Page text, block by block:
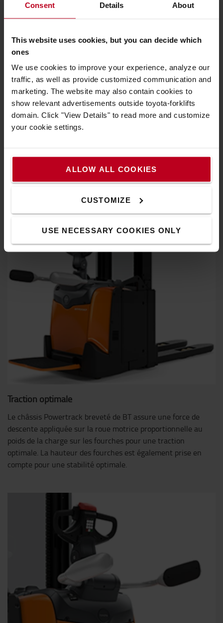
Consent Details About
This website uses cookies, but you can decide which
ones
We use cookies to improve your experience, analyze our
traffic, as well as provide customized communication and
marketing. The website may also contain cookies to
show relevant advertisements outside toyota-forklifts
domain. Click "View Details" to read more and customize
your cookie settings.
ALLOW ALL COOKIES
CUSTOMIZE
USE NECESSARY COOKIES ONLY
Sensi-lift
travail plus rapides, en raison de l’excellent contrôle dont
dispose en permanence le cariste sur la charge. Ceci réduit
le risque d'erreurs et permet de minimiser les coûts.
Traction optimale
Le châssis Powertrack breveté de BT assure une force de
descente appliquée sur la roue motrice proportionnelle au
poids de la charge sur les fourches pour une traction
optimale. La hauteur des fourches est également prise en
compte pour une stabilité optimale.